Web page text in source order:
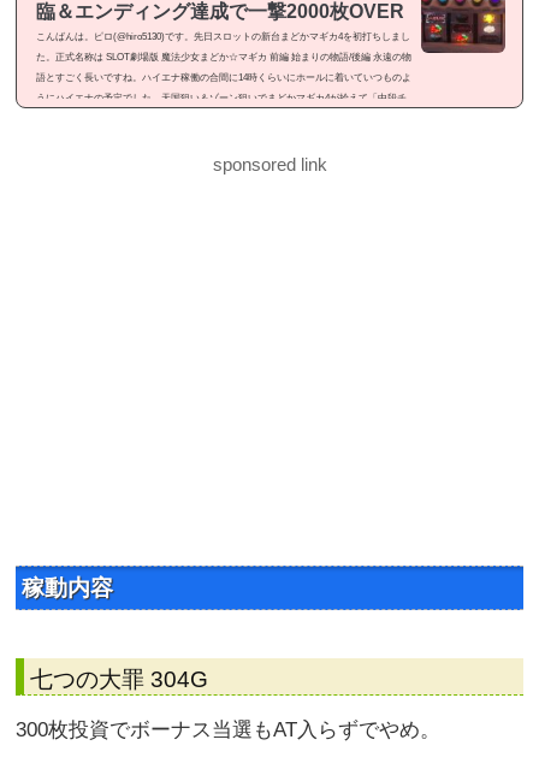
臨＆エンディング達成で一撃2000枚OVER
こんばんは。ピロ(@hiro5130)です。先日スロットの新台まどかマギカ4を初打ちしまし
た。正式名称は SLOT劇場版 魔法少女まどか☆マギカ 前編 始まりの物語/後編 永遠の物
語とすごく長いですね。ハイエナ稼働の合間に14時くらいにホールに着いていつものよ
うにハイエナの予定でした。天国狙い＆ゾーン狙いでまどかマギカ4が拾えて「中段チ
sponsored link
稼動内容
七つの大罪 304G
300枚投資でボーナス当選もAT入らずでやめ。